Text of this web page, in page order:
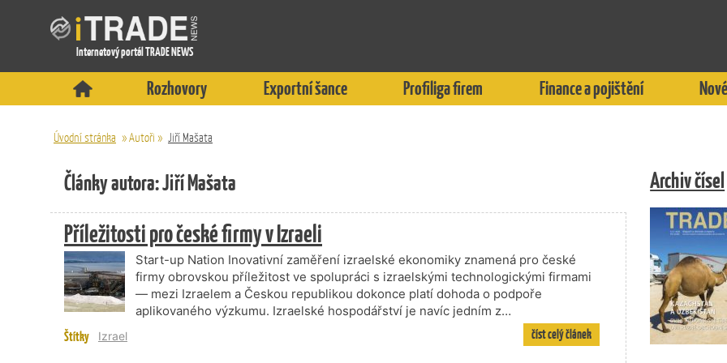
Internetový portál TRADE NEWS
Rozhovory Exportní šance Profiliga firem Finance a pojištění
Úvodní stránka »Autoři » Jiří Mašata
Články autora: Jiří Mašata
Příležitosti pro české firmy v Izraeli
Start-up Nation Inovativní zaměření izraelské ekonomiky znamená pro české
firmy obrovskou příležitost ve spolupráci s izraelskými technologickými firmami
— mezi Izraelem a Českou republikou dokonce platí dohoda o podpoře
aplikovaného výzkumu. Izraelské hospodářství je navíc jedním z…
Štítky Izrael číst celý článek
Archiv čísel